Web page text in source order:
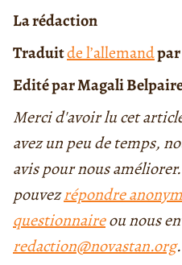
La rédaction
Traduitde l’allemand
Edité par Magali
Merci d'avoir lu cet
avez un peu de temps,
avis pour nous
pouvezrépondre
questionnaireou nous
redaction@novastan.org